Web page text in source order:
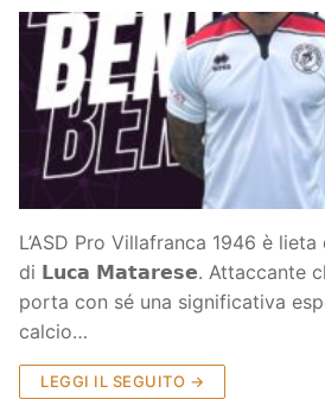
Home
Società
La Storia
Organigramma
Centro Sportivo
Prima Squadra
Settore Giovanile
Organizzazione
Piccoli amici
Pulcini
Campionati
Eccellenza
Settore Giovanile
Contatti
Sponsor
L’ASD Pro Villafranca 1946 è
di 𝗟𝘂𝗰𝗮 𝗠𝗮𝘁𝗮𝗿𝗲𝘀𝗲. Attaccante
porta con sé una significativa
calcio…
LEGGI IL SEGUITO →